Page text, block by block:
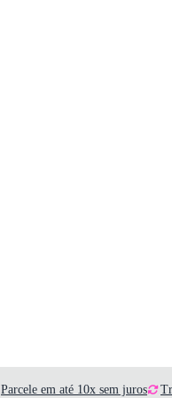
Parcele em até 10x sem juros